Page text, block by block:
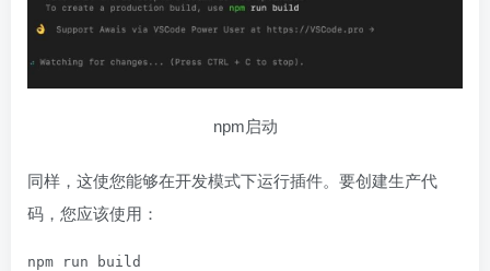
npm启动
同样，这使您能够在开发模式下运行插件。要创建生产代
码，您应该使用：
npm run build